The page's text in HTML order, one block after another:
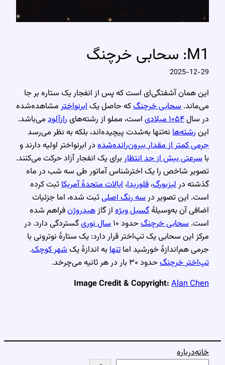
M1: سحابی خرچنگ
2025-12-29
این همان آشفتگی‌ای است که پس از انفجار یک ستاره بر جا
می‌ماند.سحابی خرچنگکه حاصل یکابرنواخترمشاهده‌شده
در سال۱۰۵۴ میلادی است، مملو از رشته‌هایرازآلودمی‌باشد.
اینرشته‌هانه‌تنها به‌شدت پیچیده‌اند، بلکه به نظر می‌رسد
جرمی کمتر از مقدار بیرون‌رانده‌شدهدر ابرنواختر اولیه دارند و
باسرعتی بیش از حد انتظاربرای یک انفجار آزاد حرکت می‌کنند.
تصویر شاخص را یک اخترشناس آماتور طی سه شب در ماه
گذشته درلیزبورگ،فلوریدا،ایالات متحدهٔ آمریکاثبت کرده
است. این تصویر درسه رنگ اصلیثبت شده، اما جزئیات
اضافی آن به‌وسیلهٔگسیل ویژهاز گازهیدروژنفراهم شده
است.سحابی خرچنگحدود ۱۰ سال نوریگستردگی دارد. در
مرکز این سحابی یک تپ‌اختر قرار دارد: یک ستارهٔ نوترونی با
جرمی هم‌اندازهٔ خورشید اماتنهابه اندازهٔ یکشهر کوچک.
تپ‌اختر خرچنگحدود ۳۰ بار در هر ثانیه می‌چرخد.
Image Credit & Copyright:Alan Chen
خانهدرباره